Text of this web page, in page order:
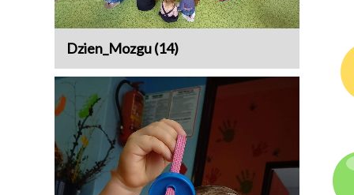
Dzien_Mozgu (14)